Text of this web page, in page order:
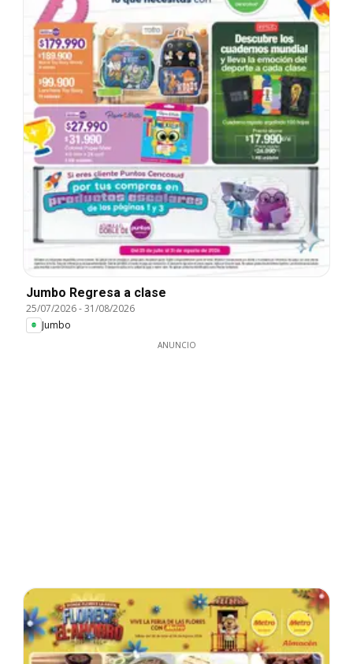
Jumbo Regresa a clase
25/07/2026-31/08/2026
Jumbo
ANUNCIO